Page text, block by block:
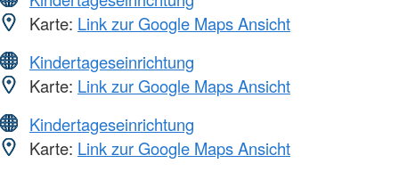
Karte: Link zur Google Maps Ansicht
Kindertageseinrichtung
Karte: Link zur Google Maps Ansicht
Kindertageseinrichtung
Karte: Link zur Google Maps Ansicht